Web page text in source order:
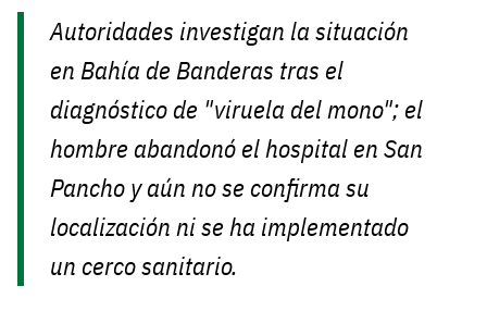
Autoridades investigan la situación
en Bahía de Banderas tras el
diagnóstico de "viruela del mono"; el
hombre abandonó el hospital en San
Pancho y aún no se confirma su
localización ni se ha implementado
un cerco sanitario.